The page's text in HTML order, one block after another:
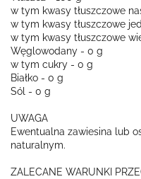
w tym kwasy tłuszczowe
w tym kwasy tłuszczowe
w tym kwasy tłuszczowe
Węglowodany - 0 g
w tym cukry - 0 g
Białko - 0 g
Sól - 0 g
UWAGA
Ewentualna zawiesina lub
naturalnym.
ZALECANE WARUNKI